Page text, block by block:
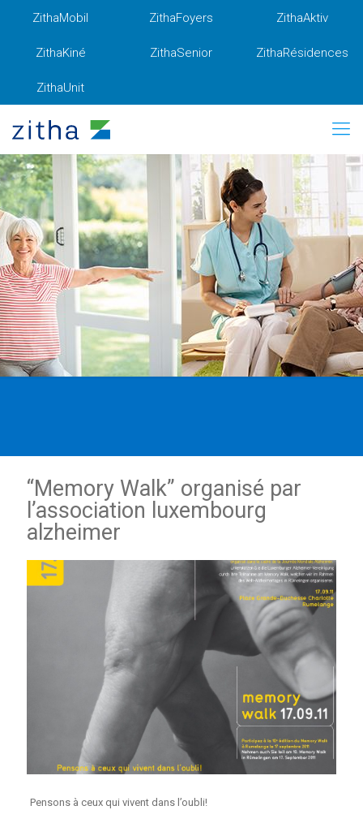
ZithaMobil ZithaFoyers ZithaAktiv
ZithaKiné ZithaSenior ZithaRésidences
ZithaUnit
“Memory Walk” organisé par
l’association luxembourg
alzheimer
Pensons à ceux qui vivent dans l’oubli!